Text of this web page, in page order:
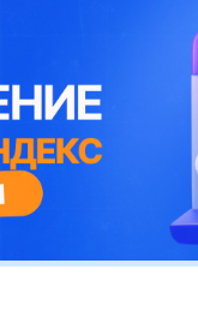
Школа
Шьем